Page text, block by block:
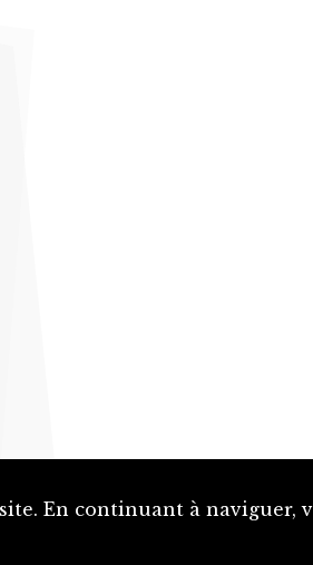
En continuant à naviguer,